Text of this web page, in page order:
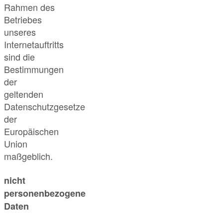
Rahmen des
Betriebes
unseres
Internetauftritts
sind die
Bestimmungen
der
geltenden
Datenschutzgesetze
der
Europäischen
Union
maßgeblich.
nicht
personenbezogene
Daten